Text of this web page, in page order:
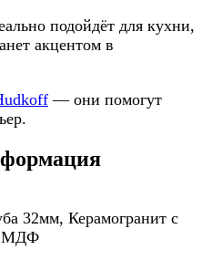
подойдёт для кухни,
акцентом в
— они помогут
32мм, Керамогранит с
МДФ